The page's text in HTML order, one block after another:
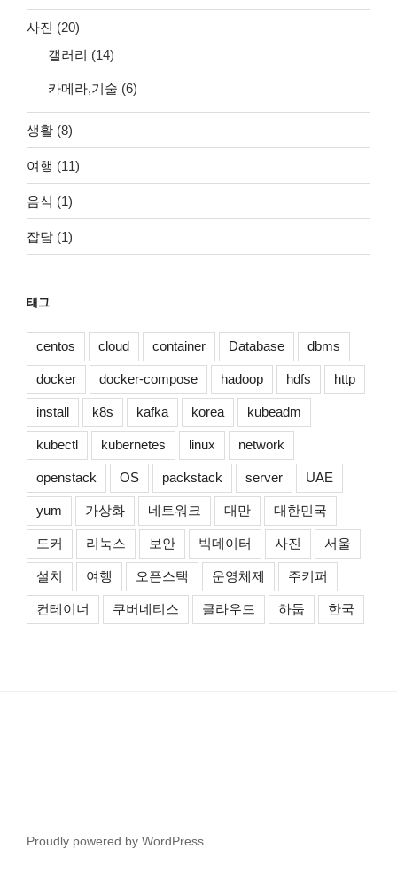
사진 (20)
갤러리 (14)
카메라,기술 (6)
생활 (8)
여행 (11)
음식 (1)
잡담 (1)
태그
centos cloud container Database dbms
docker docker-compose hadoop hdfs http
install k8s kafka korea kubeadm
kubectl kubernetes linux network
openstack OS packstack server UAE
yum 가상화 네트워크 대만 대한민국
도커 리눅스 보안 빅데이터 사진 서울
설치 여행 오픈스택 운영체제 주키퍼
컨테이너 쿠버네티스 클라우드 하둡 한국
Proudly powered by WordPress